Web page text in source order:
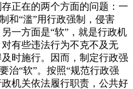
正在的两个方面的问题：一
和“滥”用行政强制，侵害
一方面是“软”，就是行政机
有些违法行为不克不及无
时施行。因而，制定行政强
治“软”。按照“规范行政强
机关依法履行职责，公共好